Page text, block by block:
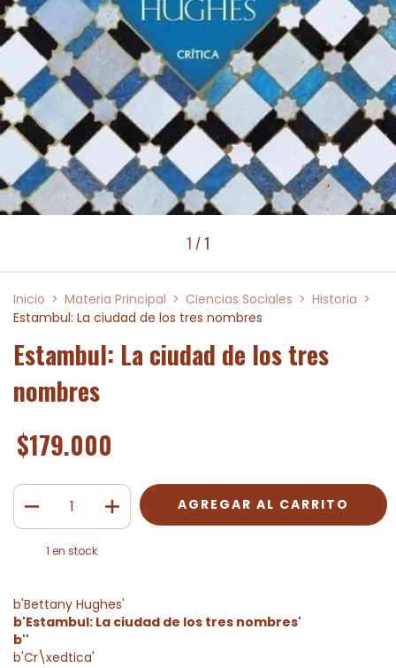
1 /1
Inicio > Materia Principal > Ciencias Sociales > Historia >
Estambul: La ciudad de los tres nombres
Estambul: La ciudad de los tres
nombres
$179.000
1 en stock
b'Bettany Hughes'
b'Estambul: La ciudad de los tres nombres'
b''
b'Cr\xedtica'